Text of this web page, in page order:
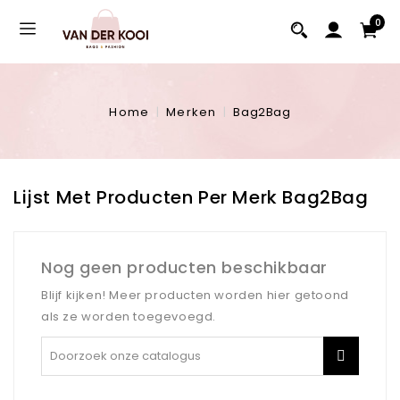
0
Home Merken Bag2Bag
Lijst Met Producten Per Merk Bag2Bag
Nog geen producten beschikbaar
Blijf kijken! Meer producten worden hier getoond
als ze worden toegevoegd.